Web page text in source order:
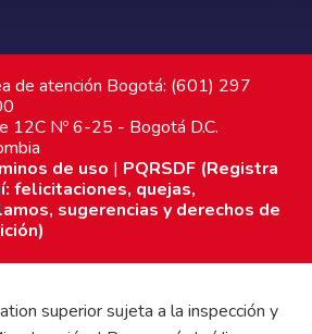
de atención Bogotá: (601) 297
12C Nº 6-25 - Bogotá D.C.
de uso | PQRSDF (Registra
felicitaciones, quejas,
sugerencias y derechos de
superior sujeta a la inspección y